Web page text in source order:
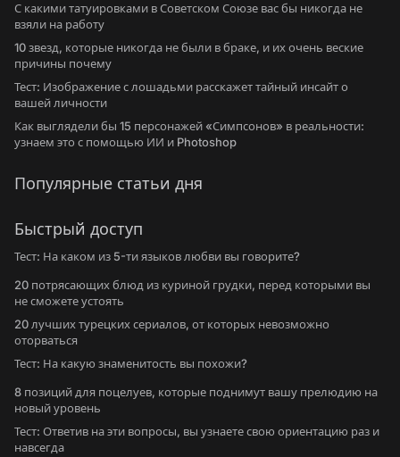
С какими татуировками в Советском Союзе вас бы никогда не
взяли на работу
10 звезд, которые никогда не были в браке, и их очень веские
причины почему
Тест: Изображение с лошадьми расскажет тайный инсайт о
вашей личности
Как выглядели бы 15 персонажей «Симпсонов» в реальности:
узнаем это с помощью ИИ и Photoshop
Популярные статьи дня
Быстрый доступ
Тест: На каком из 5-ти языков любви вы говорите?
20 потрясающих блюд из куриной грудки, перед которыми вы
не сможете устоять
20 лучших турецких сериалов, от которых невозможно
оторваться
Тест: На какую знаменитость вы похожи?
8 позиций для поцелуев, которые поднимут вашу прелюдию на
новый уровень
Тест: Ответив на эти вопросы, вы узнаете свою ориентацию раз и
навсегда